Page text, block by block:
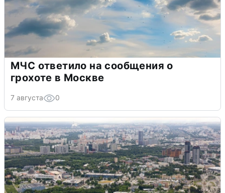
МЧС ответило на сообщения о
грохоте в Москве
7 августа 0